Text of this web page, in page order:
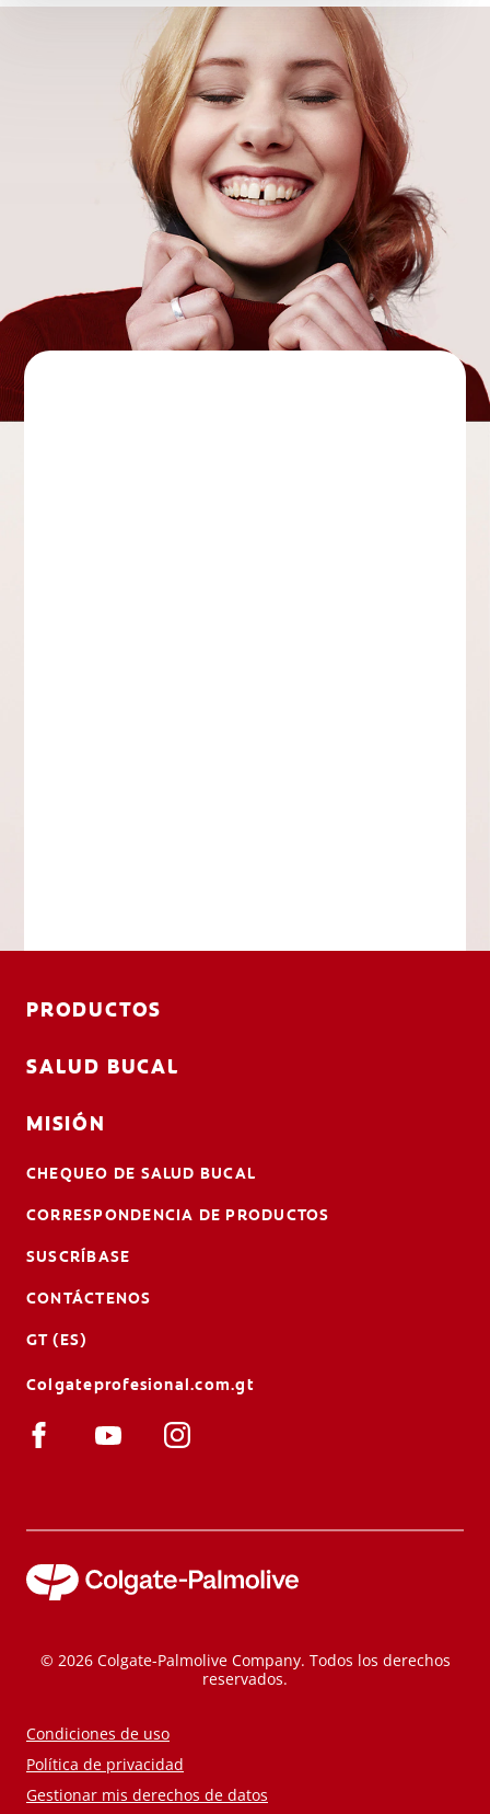
PRODUCTOS
SALUD BUCAL
MISIÓN
CHEQUEO DE SALUD BUCAL
CORRESPONDENCIA DE PRODUCTOS
SUSCRÍBASE
CONTÁCTENOS
GT (ES)
Colgateprofesional.com.gt
© 2026 Colgate-Palmolive Company. Todos los derechos
reservados.
Condiciones de uso
Política de privacidad
Gestionar mis derechos de datos